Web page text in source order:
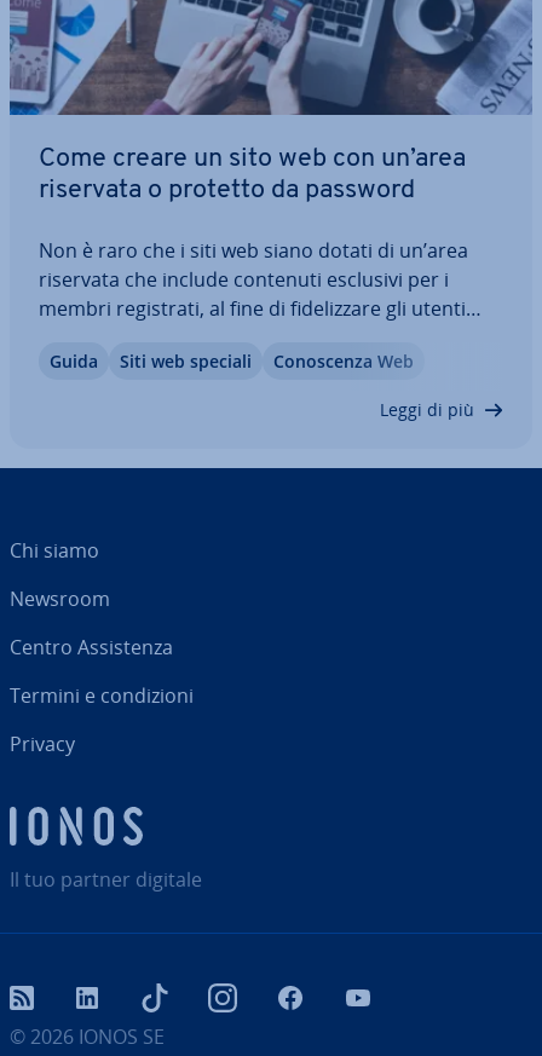
Come creare un sito web con un’area
riservata o protetto da password
Non è raro che i siti web siano dotati di un’area
riservata che include contenuti esclusivi per i
membri re­gi­stra­ti, al fine di fi­de­liz­za­re gli utenti
pro­teg­ge­re con una password sezioni spe­ci­fi­che
Guida Siti web speciali Co­no­scen­za Web
Leggi di più
Il tuo partner digitale
Chi siamo
Newsroom
Centro As­si­sten­za
Termini e con­di­zio­ni
Privacy
© 2026 IONOS SE
RSS LinkedIn tiktok InstagramFacebook